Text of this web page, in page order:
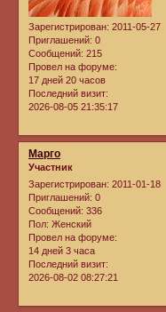
Зарегистрирован: 2011-05-27
Приглашений: 0
Сообщений: 215
Провел на форуме:
17 дней 20 часов
Последний визит:
2026-08-05 21:35:17
Марго
Участник
Зарегистрирован: 2011-01-18
Приглашений: 0
Сообщений: 336
Пол: Женский
Провел на форуме:
14 дней 3 часа
Последний визит:
2026-08-02 08:27:21